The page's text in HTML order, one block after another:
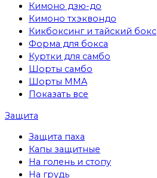
Кимоно дзю-до
Кимоно тхэквондо
Кикбоксинг и тайский бокс
Форма для бокса
Куртки для самбо
Шорты самбо
Шорты MMA
Показать все
Защита
Защита паха
Капы защитные
На голень и стопу
На грудь